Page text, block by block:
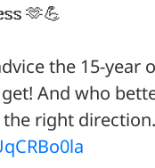
🫶💪
the 15-year
And who
right